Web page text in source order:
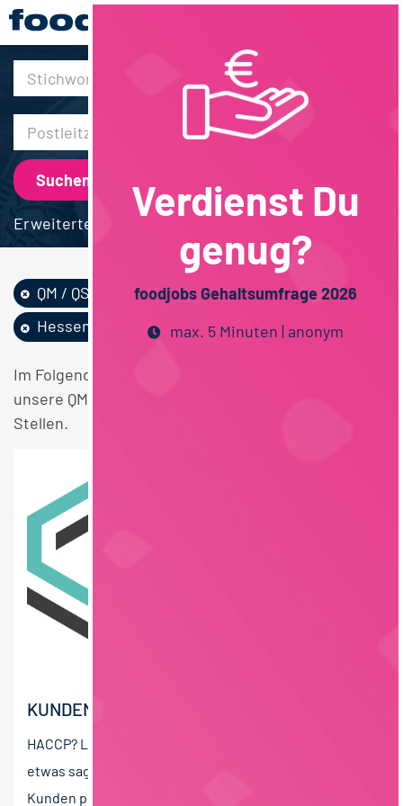
30km
Erweiterte Suche
QM / QS
Lebensmitteltechn...
Hessen
Im Folgenden finden Sie einen Überblick über alle
unsere QM / QS Lebensmitteltechnologie Hessen
Stellen.
KUNDENBETREUER AUDIT (M/W/D)
HACCP? LMHV? E.COLI? oPRP? Wenn Ihnen das alles
etwas sagt, dann sind Sie bei uns richtig! Sie möchten
Kunden professionell betreuen und gleichzeitig einen
Verdienst Du
genug?
foodjobs Gehaltsumfrage 2026
max. 5 Minuten | anonym